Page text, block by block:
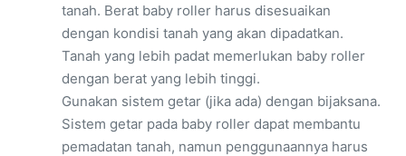
tanah. Berat baby roller harus disesuaikan
dengan kondisi tanah yang akan dipadatkan.
Tanah yang lebih padat memerlukan baby roller
dengan berat yang lebih tinggi.
Gunakan sistem getar (jika ada) dengan bijaksana.
Sistem getar pada baby roller dapat membantu
pemadatan tanah, namun penggunaannya harus